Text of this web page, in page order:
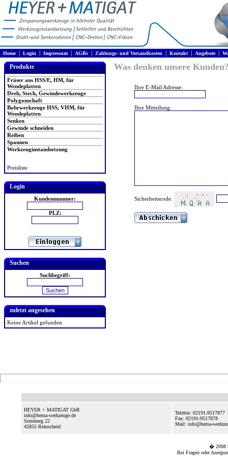
Home| Login Impressum AGBs Zahlungs- und Versandkosten Kontakt| Angebote|
Produkte
Fräser aus HSS/E, HM, für
Wendeplatten
Dreh, Stech, Gewindewerkzeuge
Polygonschaft
Bohrwerkzeuge HSS, VHM, für
Wendeplatten
Senken
Gewinde schneiden
Reiben
Spannen
Werkzeuginstandsetzung
Preisliste
Login
Kundennummer:
PLZ:
Suchen
Suchbegriff:
zuletzt angesehen
Keine Artikel gefunden
Was denken unsere
Ihre E-Mail Adresse:
Ihre Mitteilung:
Sicherheitscode:
HEYER + MATIGAT GbR
info@hema-werkzeuge.de
Steinberg 22
42855 Remscheid
Telefon: 02191-9517877
Fax: 02191-9517878
Mail: info@hema-
� 2008
Bei Fragen oder